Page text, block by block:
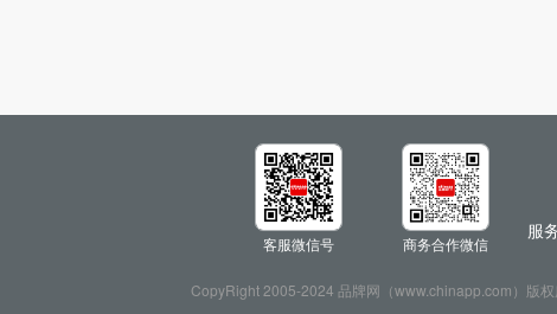
客服微信号 商务合作微信
服
CopyRight 2005-2024 品牌网（www.chinapp.com）版